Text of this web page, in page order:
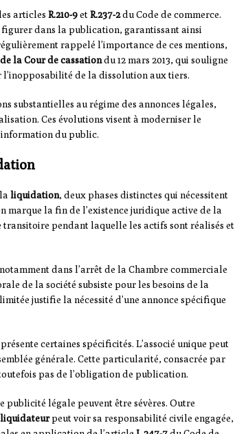
articles R.210-9etR.237-2du Code de commerce.
dans la publication, garantissant ainsi
rappelé l’importance de ces mentions,
la Cour de cassationdu 12 mars 2013, qui souligne
de la dissolution aux tiers.
substantielles au régime des annonces légales,
Ces évolutions visent à moderniser le
du public.
liquidation, deux phases distinctes qui nécessitent
marque la fin de l’existence juridique active de la
pendant laquelle les actifs sont réalisés et
dans l’arrêt de la Chambre commerciale
de la société subsiste pour les besoins de la
justifie la nécessité d’une annonce spécifique
certaines spécificités. L’associé unique peut
générale. Cette particularité, consacrée par
pas de l’obligation de publication.
publicité légale peuvent être sévères. Outre
liquidateurpeut voir sa responsabilité civile engagée,